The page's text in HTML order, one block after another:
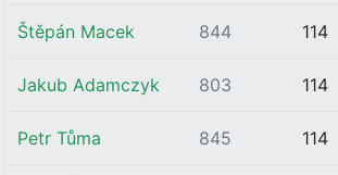
Štěpán Macek 844 114
Jakub Adamczyk 803 114
Petr Tůma 845 114